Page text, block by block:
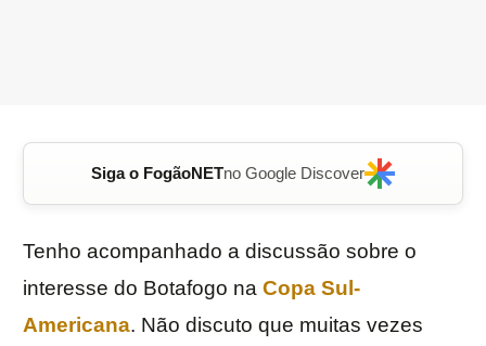
Siga o FogãoNETno Google Discover
Tenho acompanhado a discussão sobre o
interesse do Botafogo na Copa Sul-
Americana. Não discuto que muitas vezes